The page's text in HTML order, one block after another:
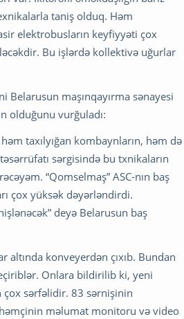
taniş olduq. Həm
elektrobusların keyfiyyəti çox
Bu işlərdə kollektivə uğurlar
maşınqayırma sənayesi
olduğunu vurğuladı:
taxılyığan kombaynların, həm də
sərgisində bu txnikaların
“Qomselmaş” ASC-nın baş
çox yüksək dəyərləndirdi.
deyə Belarusun baş
altında konveyerdən çıxıb. Bundan
Onlara bildirilib ki, yeni
çox sərfəlidir. 83 sərnişinin
həmçinin məlumat monitoru və video